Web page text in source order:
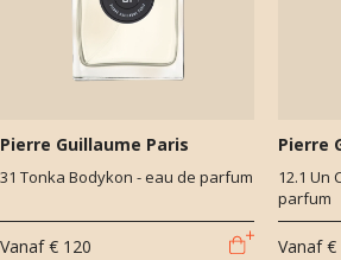
Pierre Guillaume Paris
31 Tonka Bodykon - eau de parfum
Vanaf € 120
Pierre
12.1 Un
parfum
Vanaf €